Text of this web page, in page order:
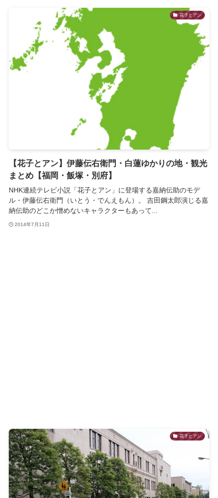
花子とアン
【花子とアン】伊藤伝右衛門・白蓮ゆかりの地・観光
まとめ【福岡・飯塚・別府】
NHK連続テレビ小説「花子とアン」に登場する嘉納伝助のモデ
ル・伊藤伝右衛門（いとう・でんえもん）。 吉田鋼太郎演じる嘉
納伝助のどこか憎めないキャラクターもあって...
2014年7月11日
花子とアン